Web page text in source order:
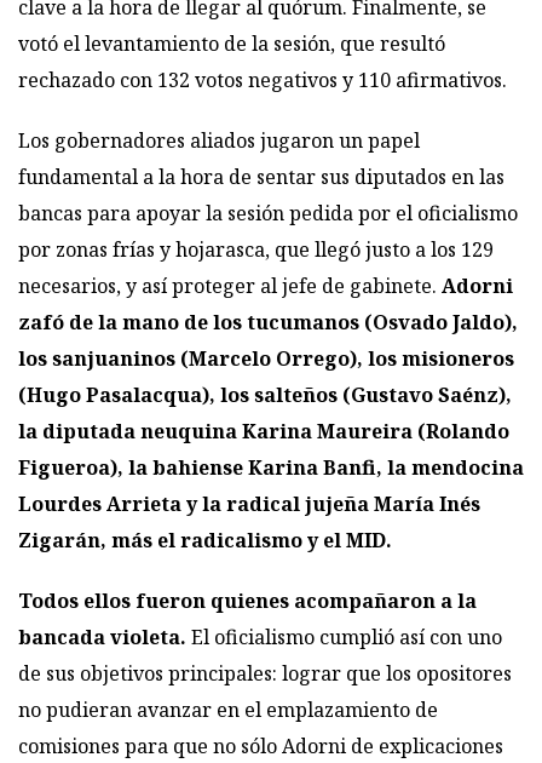
clave a la hora de llegar al quórum. Finalmente, se
votó el levantamiento de la sesión, que resultó
rechazado con 132 votos negativos y 110 afirmativos.
Los gobernadores aliados jugaron un papel
fundamental a la hora de sentar sus diputados en las
bancas para apoyar la sesión pedida por el oficialismo
por zonas frías y hojarasca, que llegó justo a los 129
necesarios, y así proteger al jefe de gabinete. Adorni
zafó de la mano de los tucumanos (Osvado Jaldo),
los sanjuaninos (Marcelo Orrego), los misioneros
(Hugo Pasalacqua), los salteños (Gustavo Saénz),
la diputada neuquina Karina Maureira (Rolando
Figueroa), la bahiense Karina Banfi, la mendocina
Lourdes Arrieta y la radical jujeña María Inés
Zigarán, más el radicalismo y el MID.
Todos ellos fueron quienes acompañaron a la
bancada violeta. El oficialismo cumplió así con uno
de sus objetivos principales: lograr que los opositores
no pudieran avanzar en el emplazamiento de
comisiones para que no sólo Adorni de explicaciones